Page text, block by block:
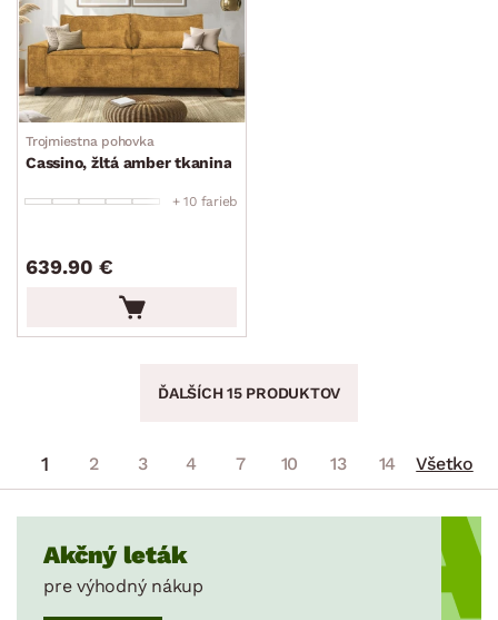
Trojmiestna pohovka
Cassino, žltá amber tkanina
+ 10 farieb
639.90 €
ĎALŠÍCH 15 PRODUKTOV
1 2 3 4 7 10 13 14 Všetko
Akčný leták
pre výhodný nákup